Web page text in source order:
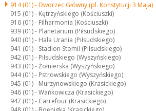
914 (01) -Dworzec Główny (pl. Konstytucji 3 Maja)
915 (01) - Kętrzyńskiego (Kościuszki)
916 (01) - Filharmonia (Kościuszki)
939 (01) - Planetarium (Piłsudskiego)
940 (01) - Hala Urania (Piłsudskiego)
941 (01) - Stadion Stomil (Piłsudskiego)
942 (01) - Piłsudskiego (Wyszyńskiego)
943 (01) -Żołnierska (Wyszyńskiego)
944 (01) - Pstrowskiego (Wyszyńskiego)
945 (01) - Murzynowskiego (Krasickiego)
946 (01) -Wańkowicza (Krasickiego)
947 (01) - Carrefour (Krasickiego)